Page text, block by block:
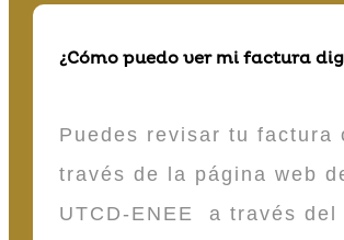
¿Cómo puedo ver mi factura
Puedes revisar tu factura
través de la página web
UTCD-ENEE a través del